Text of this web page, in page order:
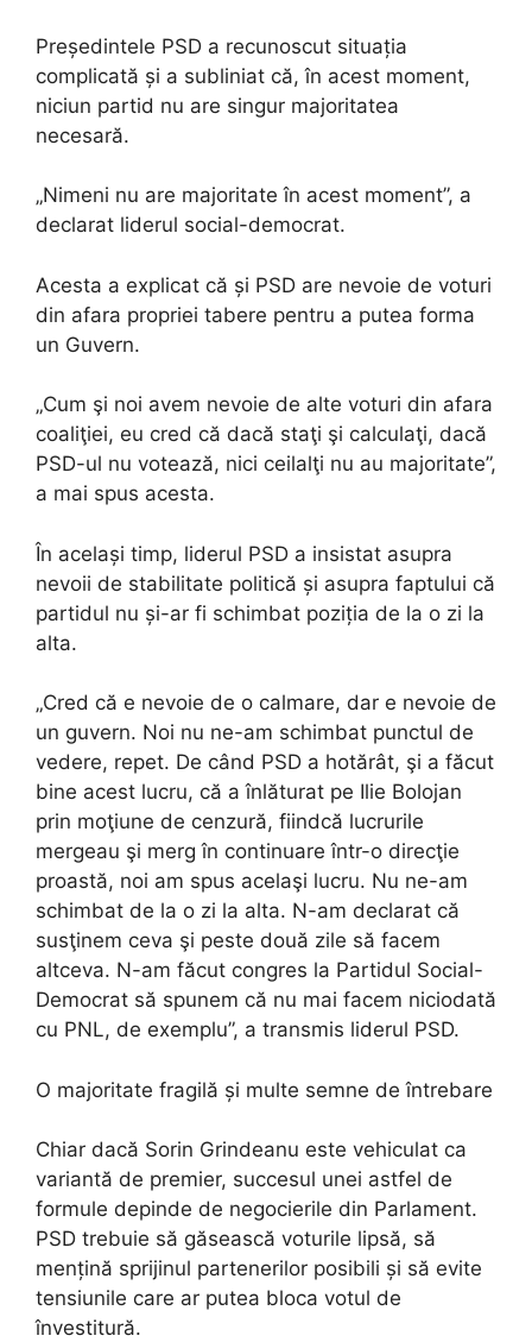
Președintele PSD a recunoscut situația
complicată și a subliniat că, în acest moment,
niciun partid nu are singur majoritatea
necesară.
„Nimeni nu are majoritate în acest moment”, a
declarat liderul social-democrat.
Acesta a explicat că și PSD are nevoie de voturi
din afara propriei tabere pentru a putea forma
un Guvern.
„Cum şi noi avem nevoie de alte voturi din afara
coaliţiei, eu cred că dacă staţi şi calculaţi, dacă
PSD-ul nu votează, nici ceilalţi nu au majoritate”,
a mai spus acesta.
În același timp, liderul PSD a insistat asupra
nevoii de stabilitate politică și asupra faptului că
partidul nu și-ar fi schimbat poziția de la o zi la
alta.
„Cred că e nevoie de o calmare, dar e nevoie de
un guvern. Noi nu ne-am schimbat punctul de
vedere, repet. De când PSD a hotărât, şi a făcut
bine acest lucru, că a înlăturat pe Ilie Bolojan
prin moţiune de cenzură, fiindcă lucrurile
mergeau şi merg în continuare într-o direcţie
proastă, noi am spus acelaşi lucru. Nu ne-am
schimbat de la o zi la alta. N-am declarat că
susţinem ceva şi peste două zile să facem
altceva. N-am făcut congres la Partidul Social-
Democrat să spunem că nu mai facem niciodată
cu PNL, de exemplu”, a transmis liderul PSD.
O majoritate fragilă și multe semne de întrebare
Chiar dacă Sorin Grindeanu este vehiculat ca
variantă de premier, succesul unei astfel de
formule depinde de negocierile din Parlament.
PSD trebuie să găsească voturile lipsă, să
mențină sprijinul partenerilor posibili și să evite
tensiunile care ar putea bloca votul de
învestitură.